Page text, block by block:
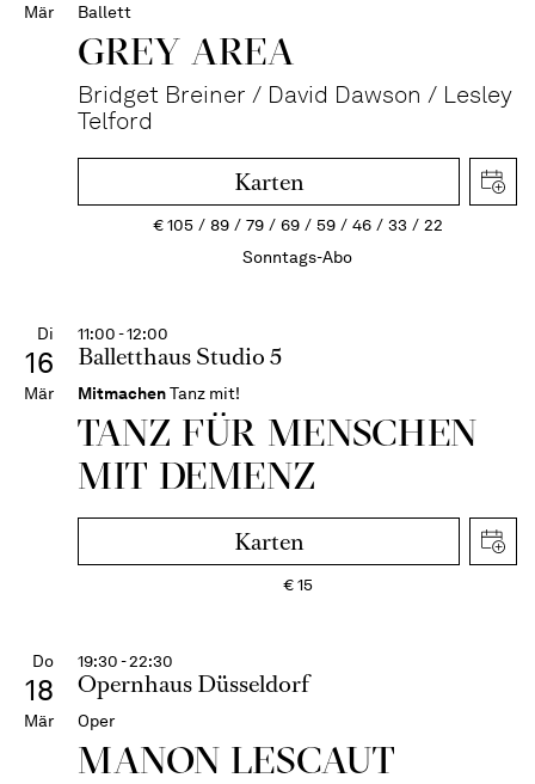
Mär Ballett
GREY AREA
Bridget Breiner / David Dawson / Lesley
Telford
Karten
€105 89 79 69 59 46 33
22
Sonntags-Abo
Di
16
Mär
11:00 - 12:00
Balletthaus Studio 5
MitmachenTanz mit!
TANZ FÜR MENSCHEN
MIT DEMENZ
Karten
€15
Do
18
Mär
19:30 - 22:30
Opernhaus Düsseldorf
Oper
MANON LESCAUT